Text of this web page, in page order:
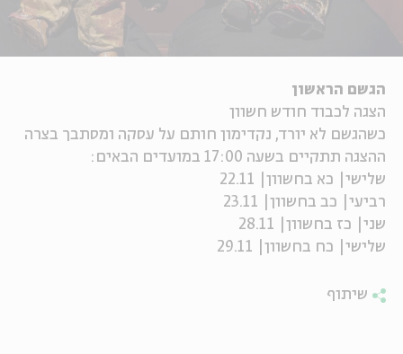
אנגלית
הגשם הראשון
הצגה לכבוד חודש חשוון
כשהגשם לא יורד, נקדימון חותם על עסקה ומסתבך בצרה
ההצגה תתקיים בשעה 17:00 במועדים הבאים:
שלישי| כא בחשוון| 22.11
רביעי| כב בחשוון| 23.11
שני| כז בחשוון| 28.11
שלישי| כח בחשוון| 29.11
שיתוף